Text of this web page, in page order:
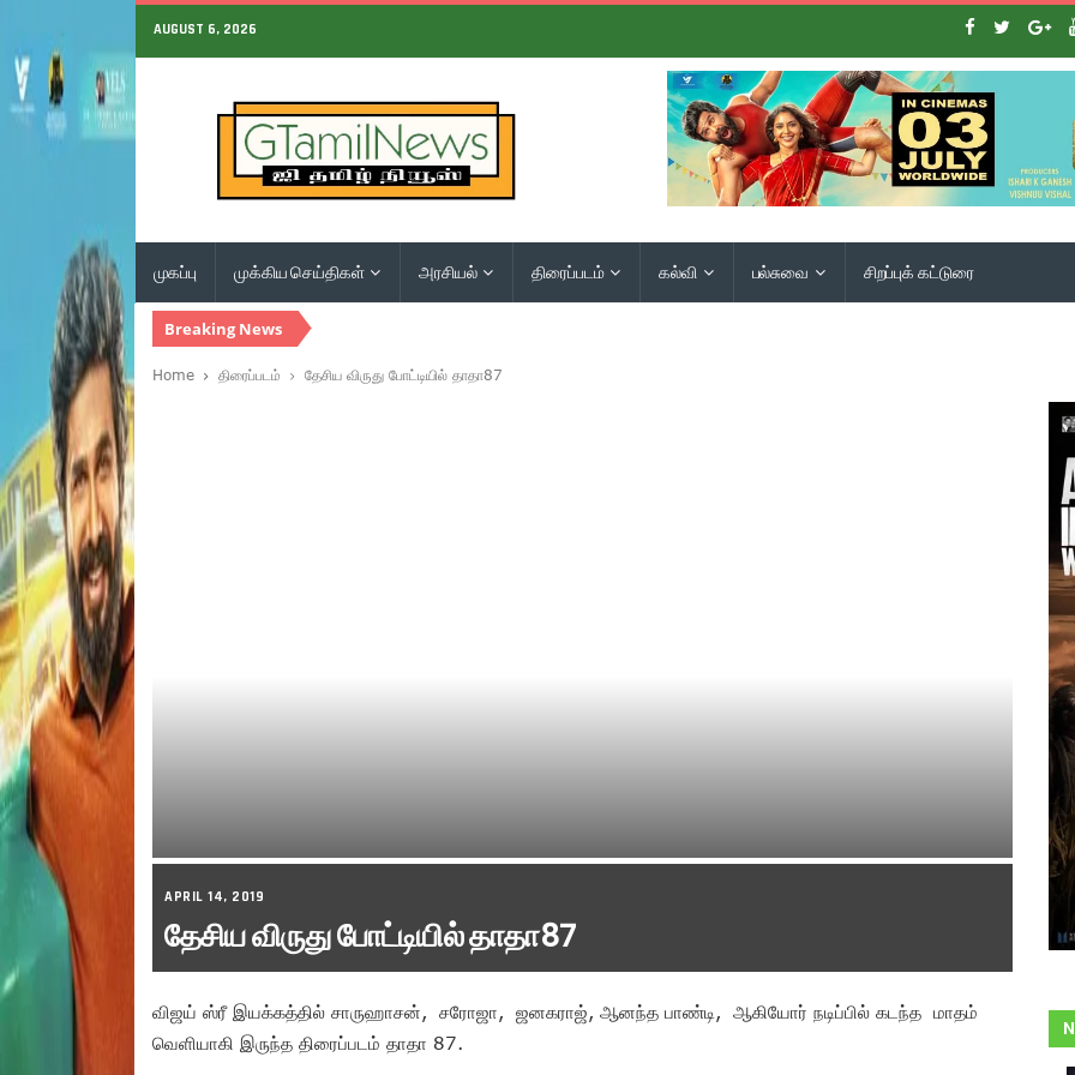
AUGUST 6, 2026
முகப்பு முக்கிய செய்திகள் அரசியல் திரைப்படம் கல்வி பல்சுவை சிறப்புக் கட்டுரை
Breaking News
Home திரைப்படம் தேசிய விருது போட்டியில் தாதா87
APRIL 14, 2019
தேசிய விருது போட்டியில் தாதா87
விஜய் ஸ்ரீ இயக்கத்தில் சாருஹாசன், சரோஜா, ஜனகராஜ், ஆனந்த பாண்டி, ஆகியோர் நடிப்பில் கடந்த மாதம்
வெளியாகி இருந்த திரைப்படம் தாதா 87.